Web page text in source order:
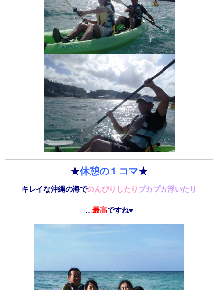
★休憩の１コマ★
キレイな沖縄の海でのんびりしたり プカプカ浮いたり
…最高ですね♥